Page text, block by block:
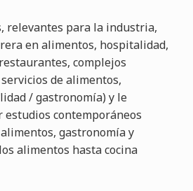
relevantes para la industria,
en alimentos, hospitalidad,
complejos
de alimentos,
/ gastronomía) y le
contemporáneos
gastronomía y
alimentos hasta cocina